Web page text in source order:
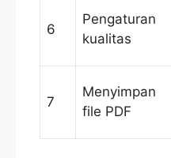
6
Pengaturan
kualitas
7
Menyimpan
file PDF